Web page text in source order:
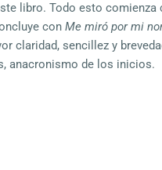
libro. Todo esto comienza
con Me miró por mi
claridad, sencillez y
anacronismo de los inicios.